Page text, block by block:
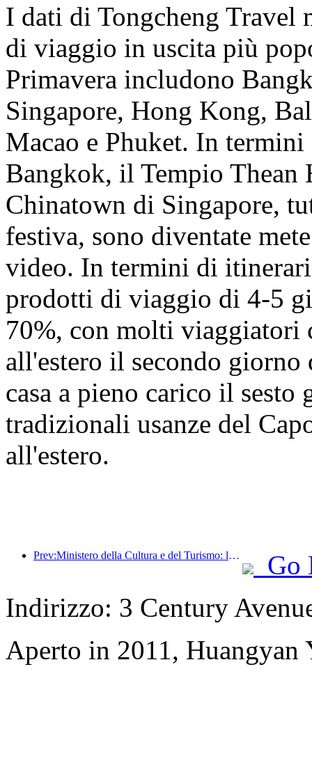
I dati di Tongcheng Travel
di viaggio in uscita più
Primavera includono
Singapore, Hong Kong,
Macao e Phuket. In
Bangkok, il Tempio
Chinatown di Singapore,
festiva, sono diventate
video. In termini di
prodotti di viaggio di 4-5
70%, con molti viaggiatori
all'estero il secondo giorno
casa a pieno carico il
tradizionali usanze del
all'estero.
Prev:Ministero della Cultura e del Turismo: lancio di 22 attività tematiche suddivise in 7 sezioni principali
Go
Indirizzo: 3 Century
Aperto in 2011, Huangyan